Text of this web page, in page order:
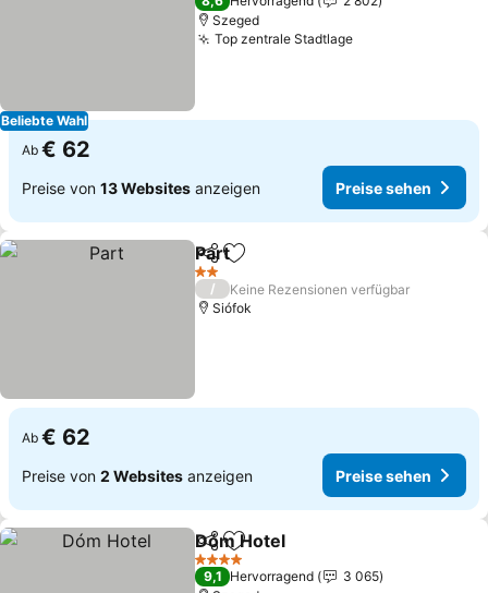
Beliebte Wahl
Szeged
Top zentrale StadtlagePreise sehen
Ab € 62
Preise von 13 Websites anzeigen Preise sehen
TeilenZu Favoriten hinzufügen
Part
2 Sterne
/
Keine Rezensionen verfügbar
Siófok
Ab € 62
Preise von 2 Websites anzeigen Preise sehen
TeilenZu Favoriten hinzufügen
Dóm Hotel
4 Sterne
9,1 Hervorragend
3 065